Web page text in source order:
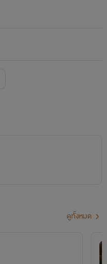
ดูทั้งหมด